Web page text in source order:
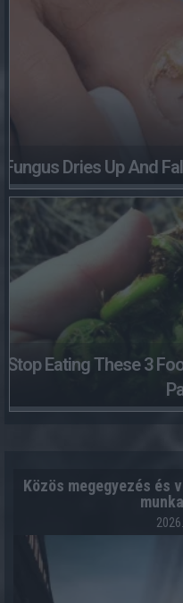
Fungus Dries Up And
Stop Eating These 3
Közös megegyezés és